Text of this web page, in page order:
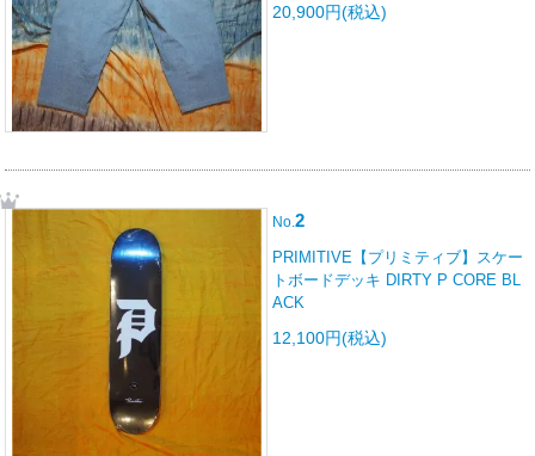
20,900円(税込)
No.2
PRIMITIVE【プリミティブ】スケー
トボードデッキ DIRTY P CORE BL
ACK
12,100円(税込)